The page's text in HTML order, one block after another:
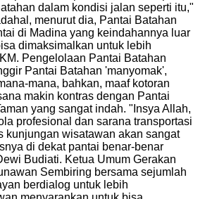
dalam kondisi jalan seperti itu,"
menurut dia, Pantai Batahan
di Madina yang keindahannya luar
dimaksimalkan untuk lebih
Pengelolaan Pantai Batahan
Pantai Batahan 'manyomak',
mana, bahkan, maaf kotoran
makin kontras dengan Pantai
yang sangat indah. "Insya Allah,
profesional dan sarana transportasi
kunjungan wisatawan akan sangat
di dekat pantai benar-benar
Budiati. Ketua Umum Gerakan
Sembiring bersama sejumlah
berdialog untuk lebih